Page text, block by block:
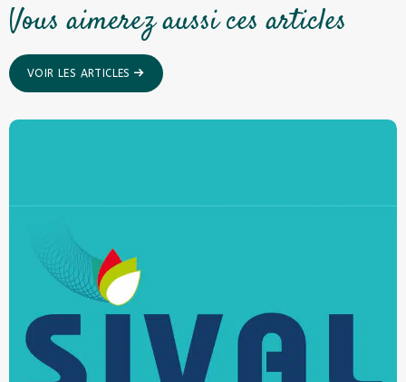
Vous aimerez aussi ces articles
VOIR LES ARTICLES